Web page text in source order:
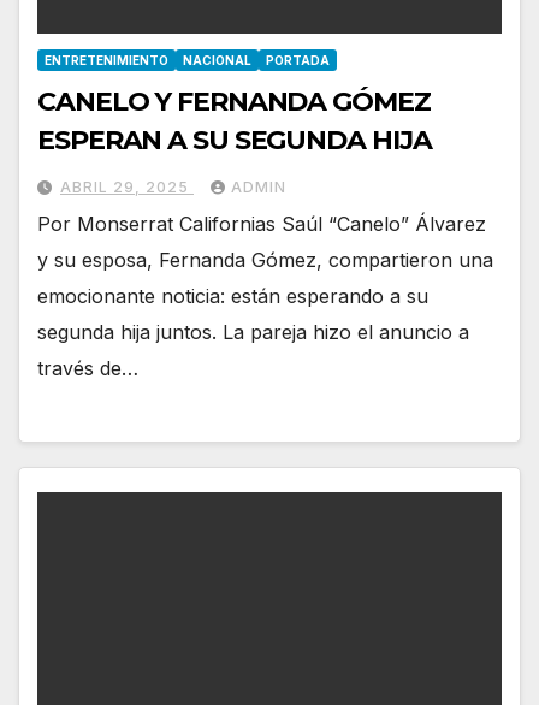
ENTRETENIMIENTO NACIONAL PORTADA
CANELO Y FERNANDA GÓMEZ
ESPERAN A SU SEGUNDA HIJA
ABRIL 29, 2025 ADMIN
Por Monserrat Californias Saúl “Canelo” Álvarez
y su esposa, Fernanda Gómez, compartieron una
emocionante noticia: están esperando a su
segunda hija juntos. La pareja hizo el anuncio a
través de…